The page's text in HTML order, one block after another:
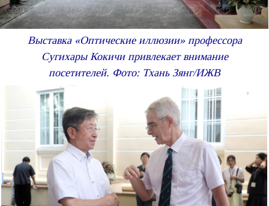
Выставка «Оптические иллюзии» профессора
Сугихары Кокичи привлекает внимание
посетителей. Фото: Тхань Зянг/ИЖВ